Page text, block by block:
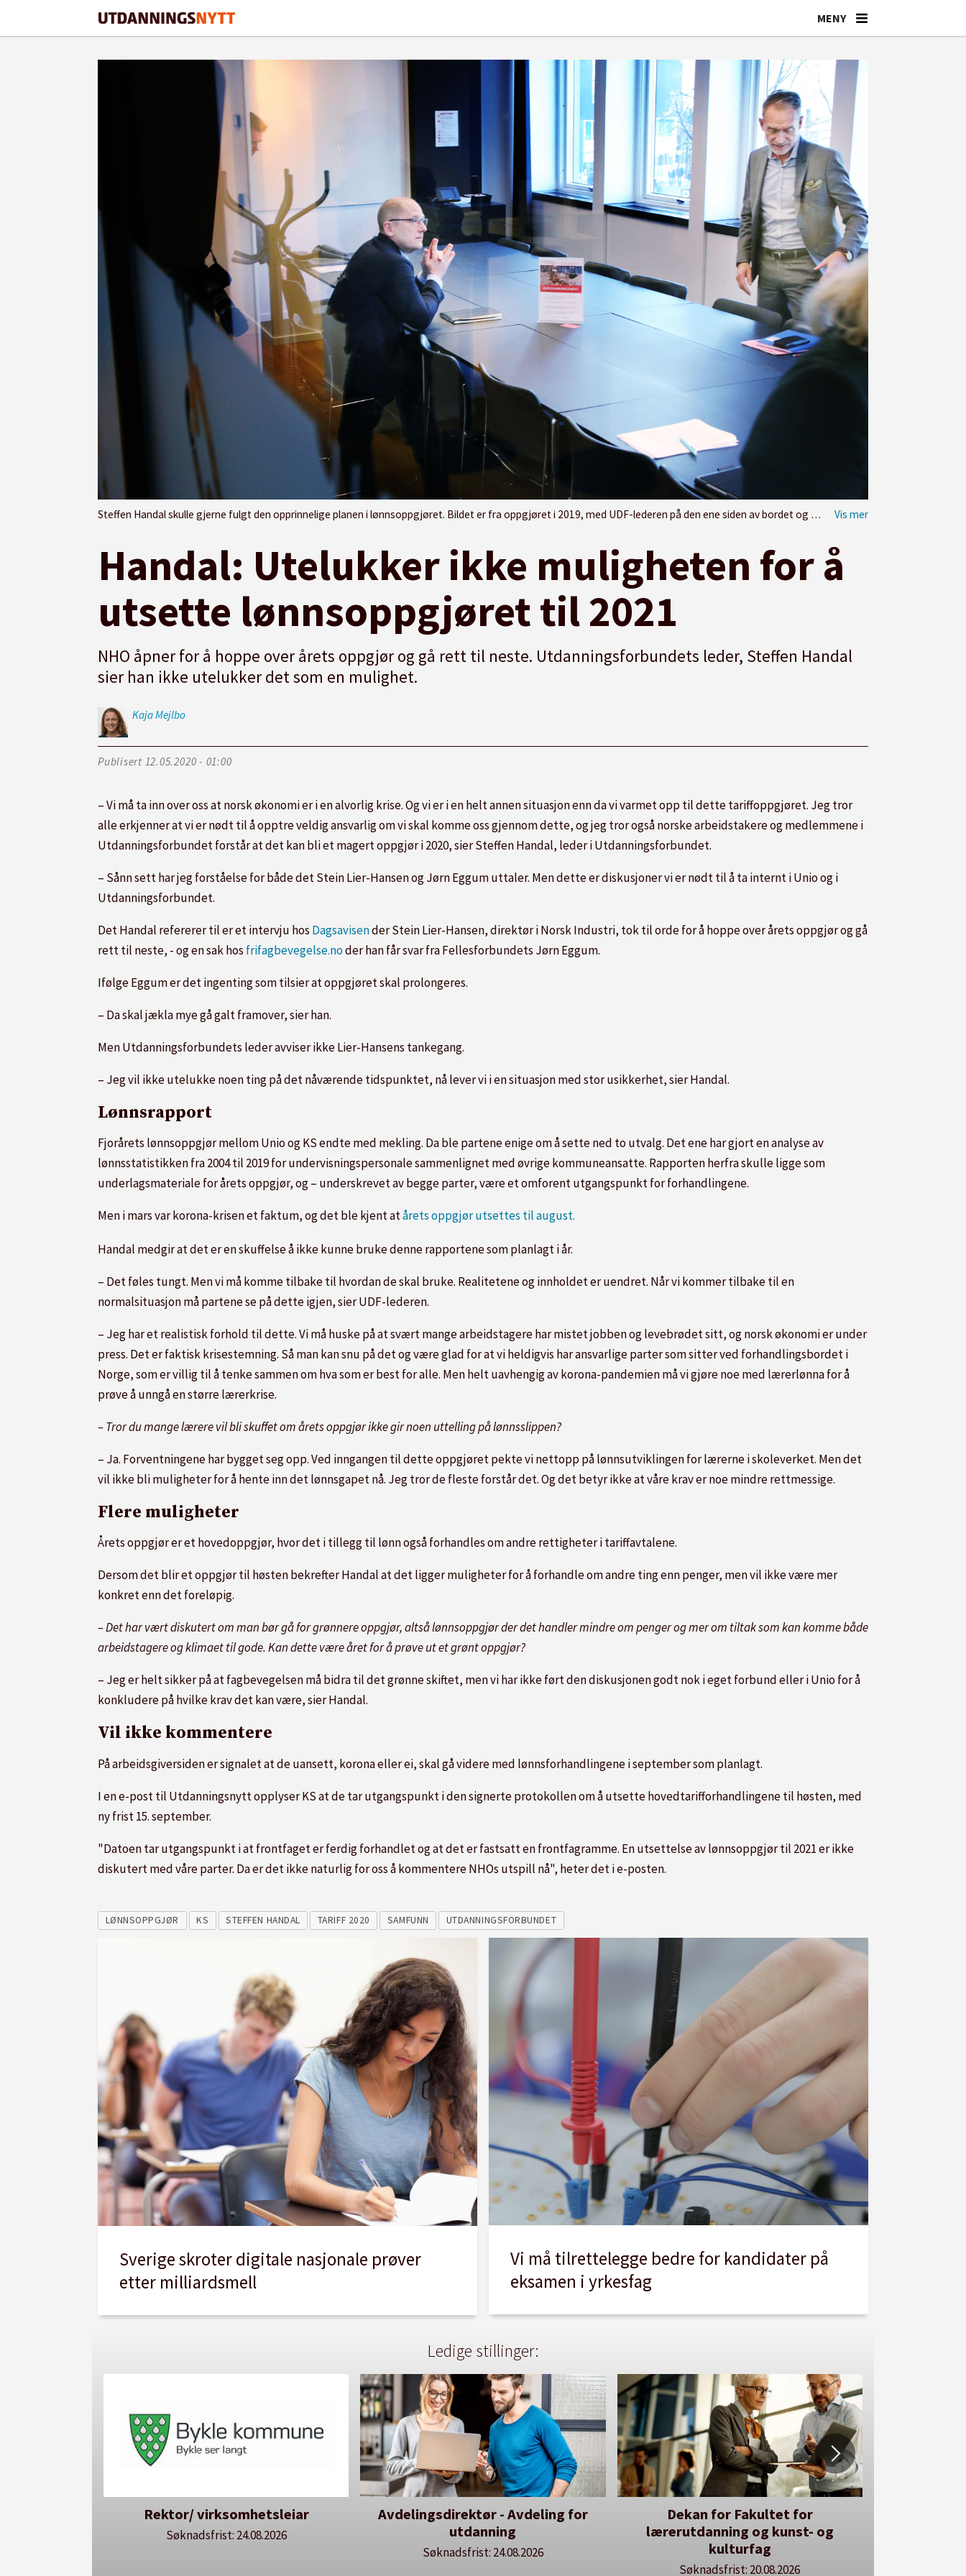
Steffen Handal skulle gjerne fulgt den opprinnelige planen i lønnsoppgjøret. Bildet er fra oppgjøret i 2019, med UDF-lederen på den ene siden av bordet og KS-sjef Tor Arne Gangsø på den andre.
Handal: Utelukker ikke muligheten for å
utsette lønnsoppgjøret til 2021
NHO åpner for å hoppe over årets oppgjør og gå rett til neste. Utdanningsforbundets leder, Steffen Handal
sier han ikke utelukker det som en mulighet.
KajaMejlbo
Publisert 12.05.2020 - 01:00
– Vi må ta inn over oss at norsk økonomi er i en alvorlig krise. Og vi er i en helt annen situasjon enn da vi varmet opp til dette tariffoppgjøret. Jeg tror
alle erkjenner at vi er nødt til å opptre veldig ansvarlig om vi skal komme oss gjennom dette, og jeg tror også norske arbeidstakere og medlemmene i
Utdanningsforbundet forstår at det kan bli et magert oppgjør i 2020, sier Steffen Handal, leder i Utdanningsforbundet.
– Sånn sett har jeg forståelse for både det Stein Lier-Hansen og Jørn Eggum uttaler. Men dette er diskusjoner vi er nødt til å ta internt i Unio og i
Utdanningsforbundet.
Det Handal refererer til er et intervju hos Dagsavisender Stein Lier-Hansen, direktør i Norsk Industri, tok til orde for å hoppe over årets oppgjør og gå
rett til neste, - og en sak hos frifagbevegelse.noder han får svar fra Fellesforbundets Jørn Eggum.
Ifølge Eggum er det ingenting som tilsier at oppgjøret skal prolongeres.
– Da skal jækla mye gå galt framover, sier han.
Men Utdanningsforbundets leder avviser ikke Lier-Hansens tankegang.
– Jeg vil ikke utelukke noen ting på det nåværende tidspunktet, nå lever vi i en situasjon med stor usikkerhet, sier Handal.
Lønnsrapport
Fjorårets lønnsoppgjør mellom Unio og KS endte med mekling. Da ble partene enige om å sette ned to utvalg. Det ene har gjort en analyse av
lønnsstatistikken fra 2004 til 2019 for undervisningspersonale sammenlignet med øvrige kommuneansatte. Rapporten herfra skulle ligge som
underlagsmateriale for årets oppgjør, og – underskrevet av begge parter, være et omforent utgangspunkt for forhandlingene.
Men i mars var korona-krisen et faktum, og det ble kjent atårets oppgjør utsettes til august.
Handal medgir at det er en skuffelse å ikke kunne bruke denne rapportene som planlagt i år.
– Det føles tungt. Men vi må komme tilbake til hvordan de skal bruke. Realitetene og innholdet er uendret. Når vi kommer tilbake til en
normalsituasjon må partene se på dette igjen, sier UDF-lederen.
– Jeg har et realistisk forhold til dette. Vi må huske på at svært mange arbeidstagere har mistet jobben og levebrødet sitt, og norsk økonomi er under
press. Det er faktisk krisestemning. Så man kan snu på det og være glad for at vi heldigvis har ansvarlige parter som sitter ved forhandlingsbordet i
Norge, som er villig til å tenke sammen om hva som er best for alle. Men helt uavhengig av korona-pandemien må vi gjøre noe med lærerlønna for å
prøve å unngå en større lærerkrise.
– Tror du mange lærere vil bli skuffet om årets oppgjør ikke gir noen uttelling på lønnsslippen?
– Ja. Forventningene har bygget seg opp. Ved inngangen til dette oppgjøret pekte vi nettopp på lønnsutviklingen for lærerne i skoleverket. Men det
vil ikke bli muligheter for å hente inn det lønnsgapet nå. Jeg tror de fleste forstår det. Og det betyr ikke at våre krav er noe mindre rettmessige.
Flere muligheter
Årets oppgjør er et hovedoppgjør, hvor det i tillegg til lønn også forhandles om andre rettigheter i tariffavtalene.
Dersom det blir et oppgjør til høsten bekrefter Handal at det ligger muligheter for å forhandle om andre ting enn penger, men vil ikke være mer
konkret enn det foreløpig.
– Det har vært diskutert om man bør gå for grønnere oppgjør, altså lønnsoppgjør der det handler mindre om penger og mer om tiltak som kan komme både
arbeidstagere og klimaet til gode. Kan dette være året for å prøve ut et grønt oppgjør?
– Jeg er helt sikker på at fagbevegelsen må bidra til det grønne skiftet, men vi har ikke ført den diskusjonen godt nok i eget forbund eller i Unio for å
konkludere på hvilke krav det kan være, sier Handal.
Vil ikke kommentere
På arbeidsgiversiden er signalet at de uansett, korona eller ei, skal gå videre med lønnsforhandlingene i september som planlagt.
I en e-post til Utdanningsnytt opplyser KS at de tar utgangspunkt i den signerte protokollen om å utsette hovedtarifforhandlingene til høsten, med
ny frist 15. september.
"Datoen tar utgangspunkt i at frontfaget er ferdig forhandlet og at det er fastsatt en frontfagramme. En utsettelse av lønnsoppgjør til 2021 er ikke
diskutert med våre parter. Da er det ikke naturlig for oss å kommentere NHOs utspill nå", heter det i e-posten.
LØNNSOPPGJØR KS STEFFEN HANDAL TARIFF 2020 SAMFUNN UTDANNINGSFORBUNDET
Sverige skroter digitale nasjonale prøver
etter milliardsmell
Vi må tilrettelegge bedre for kandidater på
eksamen i yrkesfag
Ledige stillinger:
Rektor/ virksomhetsleiar
Søknadsfrist: 24.08.2026
Avdelingsdirektør - Avdeling for
utdanning
Søknadsfrist: 24.08.2026
Dekan for Fakultet for
lærerutdanning og kunst- og
kulturfag
Søknadsfrist: 20.08.2026